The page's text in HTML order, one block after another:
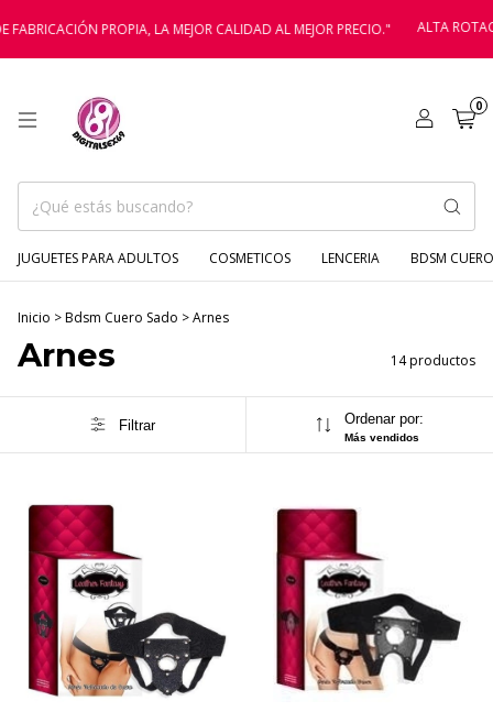
PROPIA, LA MEJOR CALIDAD AL MEJOR PRECIO." ALTA ROTACIÓN
0
JUGUETES PARA ADULTOS COSMETICOS LENCERIA BDSM
Inicio >Bdsm Cuero Sado >Arnes
Arnes 14 productos
Filtrar Ordenar por:
Más vendidos